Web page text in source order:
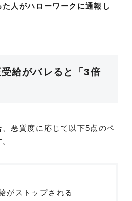
人がハローワークに通報し
給がバレると「3倍
悪質度に応じて以下5点のペ
がストップされる